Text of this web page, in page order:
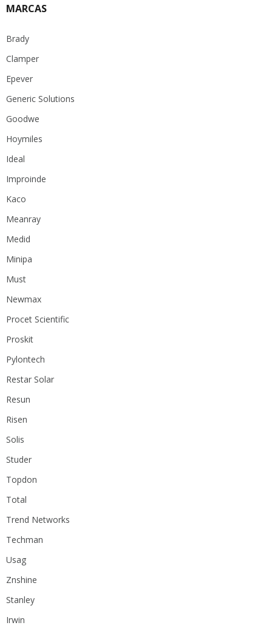
MARCAS
Brady
Clamper
Epever
Generic Solutions
Goodwe
Hoymiles
Ideal
Improinde
Kaco
Meanray
Medid
Minipa
Must
Newmax
Procet Scientific
Proskit
Pylontech
Restar Solar
Resun
Risen
Solis
Studer
Topdon
Total
Trend Networks
Techman
Usag
Znshine
Stanley
Irwin